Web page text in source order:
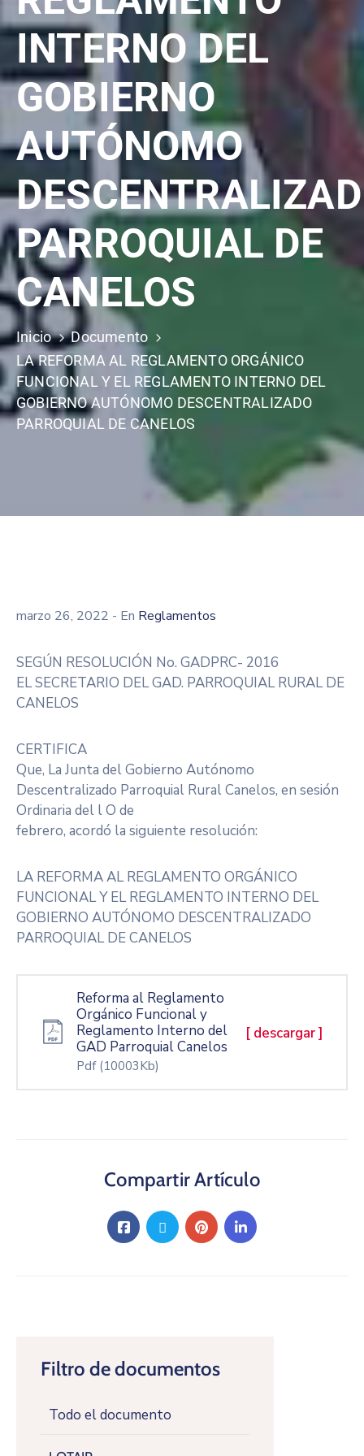
INTERNO DEL
GOBIERNO
AUTÓNOMO
PARROQUIAL DE
CANELOS
Inicio
Documento
LA REFORMA AL REGLAMENTO ORGÁNICO
FUNCIONAL Y EL REGLAMENTO INTERNO DEL
GOBIERNO AUTÓNOMO DESCENTRALIZADO
PARROQUIAL DE CANELOS
Filtro de documentos
Todo el documento
marzo 26, 2022 - En Reglamentos
SEGÚN RESOLUCIÓN No. GADPRC- 2016
EL SECRETARIO DEL GAD. PARROQUIAL RURAL DE
CANELOS
CERTIFICA
Que, La Junta del Gobierno Autónomo
Descentralizado Parroquial Rural Canelos, en sesión
Ordinaria del l O de
febrero, acordó la siguiente resolución:
LA REFORMA AL REGLAMENTO ORGÁNICO
FUNCIONAL Y EL REGLAMENTO INTERNO DEL
GOBIERNO AUTÓNOMO DESCENTRALIZADO
PARROQUIAL DE CANELOS
Reforma al Reglamento
Orgánico Funcional y
Reglamento Interno del
GAD Parroquial Canelos
Pdf (10003Kb)
[ descargar ]
Compartir Artículo